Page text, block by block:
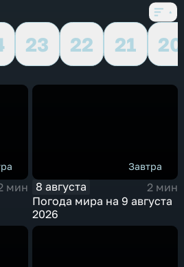
23 22 21
20
мин
Завтра
8 августа
2 мин
Погода мира на 9 августа
2026